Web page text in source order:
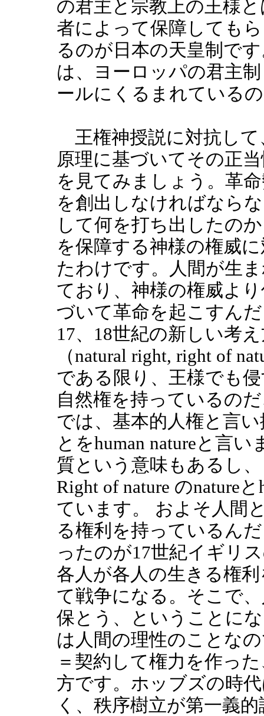
の君主と宗教上の王様
者によって保障しても
るのが日本の天皇制で
は、ヨーロッパの君主
ールにくるまれている
王権神授説に対抗して
原理に基づいてその正
を見てみましょう。革
を創出しなければなら
して何を打ち出したの
を保障する神様の権威
たわけです。人間が生
ており、神様の権威よ
づいて革命を起こすん
17、18世紀の新しい考
（natural right, right of
である限り、王様でも
自然権を持っているの
では、基本的人権と言
とをhuman natureと言
質という意味もあるし
Right of nature のnature
ています。 およそ人間
る権利を持っているん
ったのが17世紀イギリ
各人が各人の生きる権
て戦争になる。そこで
保とう、ということに
は人間の理性のことな
＝契約して権力を作っ
方です。ホッブズの時
く、秩序樹立が第一義